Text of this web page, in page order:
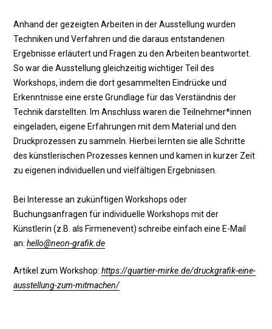
Anhand der gezeigten Arbeiten in der Ausstellung wurden
Techniken und Verfahren und die daraus entstandenen
Ergebnisse erläutert und Fragen zu den Arbeiten beantwortet.
So war die Ausstellung gleichzeitig wichtiger Teil des
Workshops, indem die dort gesammelten Eindrücke und
Erkenntnisse eine erste Grundlage für das Verständnis der
Technik darstellten. Im Anschluss waren die Teilnehmer*innen
eingeladen, eigene Erfahrungen mit dem Material und den
Druckprozessen zu sammeln. Hierbei lernten sie alle Schritte
des künstlerischen Prozesses kennen und kamen in kurzer Zeit
zu eigenen individuellen und vielfältigen Ergebnissen.
Bei Interesse an zukünftigen Workshops oder
Buchungsanfragen für individuelle Workshops mit der
Künstlerin (z.B. als Firmenevent) schreibe einfach eine E-Mail
an:hello@neon-grafik.de
Artikel zum Workshop:https://quartier-mirke.de/druckgrafik-eine-
ausstellung-zum-mitmachen/